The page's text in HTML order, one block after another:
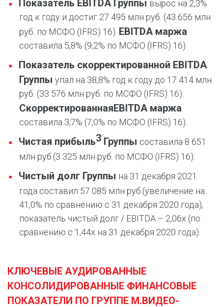
Показатель EBITDAГруппы вырос на 2,3%
год к году и достиг 27 495 млн руб. (43 656 млн
руб. по МСФО (IFRS) 16). EBITDAмаржа
составила 5,8% (9,2% по МСФО (IFRS) 16).
Показатель скорректированной EBITDA
Группы упал на 38,8% год к году до 17 414 млн
руб. (33 576 млн руб. по МСФО (IFRS) 16).
СкорректированнаяEBITDAмаржа
составила 3,7% (7,0% по МСФО (IFRS) 16).
Чистая прибыль3 Группы составила 8 651
млн руб. (3 325 млн руб. по МСФО (IFRS) 16).
Чистый долг Группы на 31 декабря 2021
года составил 57 085 млн руб. (увеличение на
41,0% по сравнению с 31 декабря 2020 года),
показатель чистый долг / EBITDA – 2,06x (по
сравнению с 1,44x на 31 декабря 2020 года).
КЛЮЧЕВЫЕ АУДИРОВАННЫЕ
КОНСОЛИДИРОВАННЫЕ ФИНАНСОВЫЕ
ПОКАЗАТЕЛИ ПО ГРУППЕ М.ВИДЕО-